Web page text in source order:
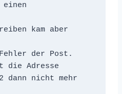
einen
kam aber
der Post.
Adresse
dann nicht mehr